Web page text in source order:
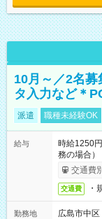
10月～／2名
タ入力など＊
派遣 職種未経験OK
給与
時給1250
務の場合）
交通費
交通費 ・
勤務地
広島市中区